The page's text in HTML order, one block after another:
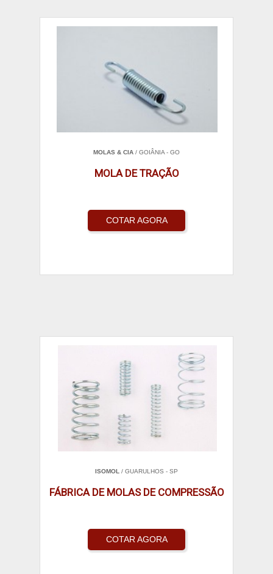
MOLAS & CIA / GOIÂNIA - GO
MOLA DE TRAÇÃO
COTAR AGORA
ISOMOL / GUARULHOS - SP
FÁBRICA DE MOLAS DE COMPRESSÃO
COTAR AGORA